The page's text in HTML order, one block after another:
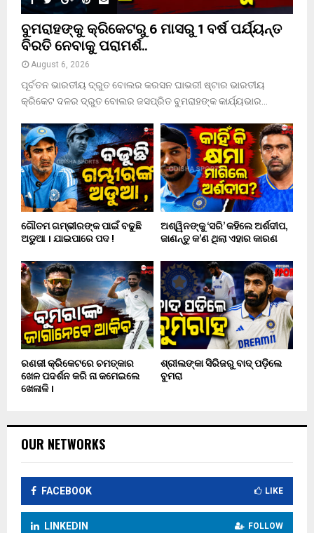
ବୁମରାହଙ୍କୁ କ୍ରିକେଟରୁ 6 ମାସରୁ 1 ବର୍ଷ ପର୍ଯ୍ୟନ୍ତ
ବିରତି ନେବାକୁ ପରାମର୍ଶ..
August 6, 2026
ପୂର୍ବତନ ଭାରତୀୟ ଦ୍ରୁତ ବୋଲର କରସନ ଘାଭରୀ ଷ୍ଟାର ଭାରତୀୟ
କ୍ରିକେଟ ଦଳର ଦ୍ରୁତ ବୋଲର ଜସପ୍ରିତ ବୁମରାହଙ୍କ କାର୍ଯ୍ୟଭାର...
ଗୌତମ ଗମ୍ଭୀରଙ୍କ ପାଇଁ ବଢୁଛି
ଅଡୁଆ । ଯାଇପାରେ ପଦ !
ଅଶ୍ୱିନଙ୍କୁ ‘ସରି’ କହିଲେ ଅର୍ଶଦୀପ,
ଜାଣନ୍ତୁ କ’ଣ ଥିଲା ଏହାର କାରଣ
ରଣଜୀ କ୍ରିକେଟରେ ଚମତ୍କାର
ଖେଳ ପଦର୍ଶନ କରି ନା କମେଇଲେ
ଖେଳାଳି ।
ଶ୍ରୀଲଙ୍କା ସିରିଜରୁ ବାଦ୍ ପଡ଼ିଲେ
ବୁମରା
OUR NETWORKS
FACEBOOK LIKE
LINKEDIN FOLLOW